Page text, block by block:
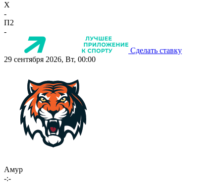
X
-
П2
-
Сделать ставку
29 сентября 2026, Вт, 00:00
Амур
-:-